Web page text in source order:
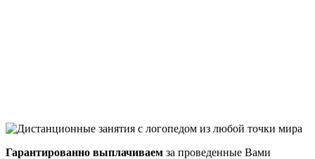
Гарантированно выплачиваем за проведенные Вами